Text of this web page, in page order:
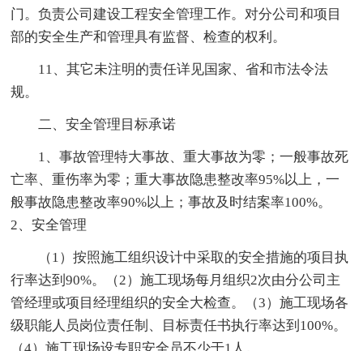
门。负责公司建设工程安全管理工作。对分公司和项目
部的安全生产和管理具有监督、检查的权利。
11、其它未注明的责任详见国家、省和市法令法
规。
二、安全管理目标承诺
1、事故管理特大事故、重大事故为零；一般事故死
亡率、重伤率为零；重大事故隐患整改率95%以上，一
般事故隐患整改率90%以上；事故及时结案率100%。
2、安全管理
（1）按照施工组织设计中采取的安全措施的项目执
行率达到90%。（2）施工现场每月组织2次由分公司主
管经理或项目经理组织的安全大检查。（3）施工现场各
级职能人员岗位责任制、目标责任书执行率达到100%。